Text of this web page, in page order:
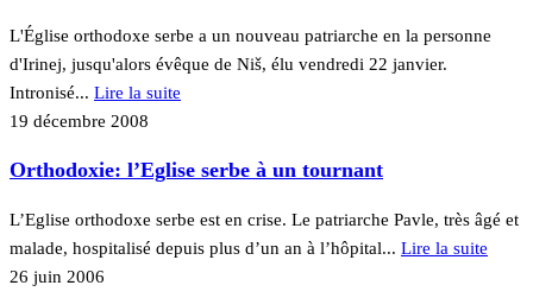
L'Église orthodoxe serbe a un nouveau patriarche en la personne
d'Irinej, jusqu'alors évêque de Niš, élu vendredi 22 janvier.
Intronisé... Lire la suite
19 décembre 2008
Orthodoxie: l’Eglise serbe à un tournant
L’Eglise orthodoxe serbe est en crise. Le patriarche Pavle, très âgé et
malade, hospitalisé depuis plus d’un an à l’hôpital... Lire la suite
26 juin 2006